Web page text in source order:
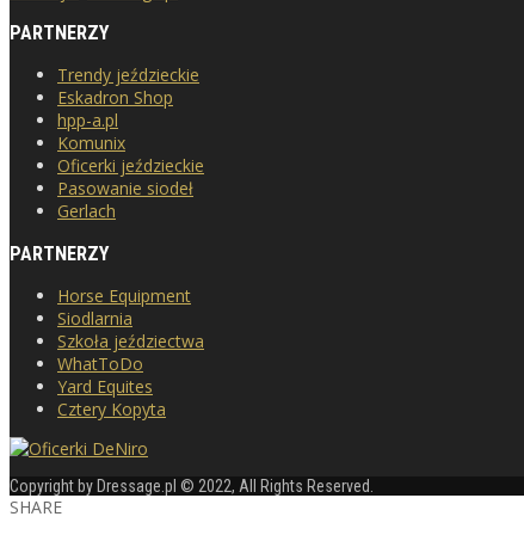
PARTNERZY
Trendy jeździeckie
Eskadron Shop
hpp-a.pl
Komunix
Oficerki jeździeckie
Pasowanie siodeł
Gerlach
PARTNERZY
Horse Equipment
Siodlarnia
Szkoła jeździectwa
WhatToDo
Yard Equites
Cztery Kopyta
Copyright by Dressage.pl © 2022, All Rights Reserved.
SHARE